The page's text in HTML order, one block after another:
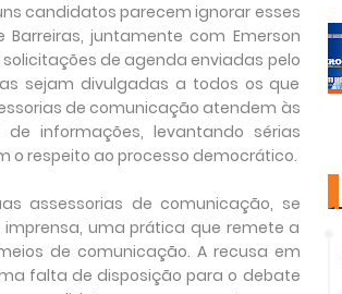
candidatos parecem ignorar esses
juntamente com Emerson
de agenda enviadas pelo
sejam divulgadas a todos os que
de comunicação atendem às
informações, levantando sérias
o respeito ao processo democrático.
assessorias de comunicação, se
uma prática que remete a
de comunicação. A recusa em
falta de disposição para o debate